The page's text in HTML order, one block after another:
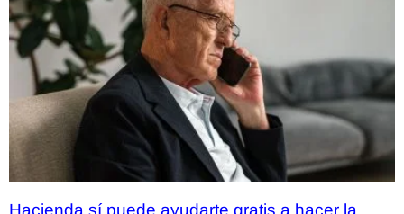
Hacienda sí puede ayudarte gratis a hacer la